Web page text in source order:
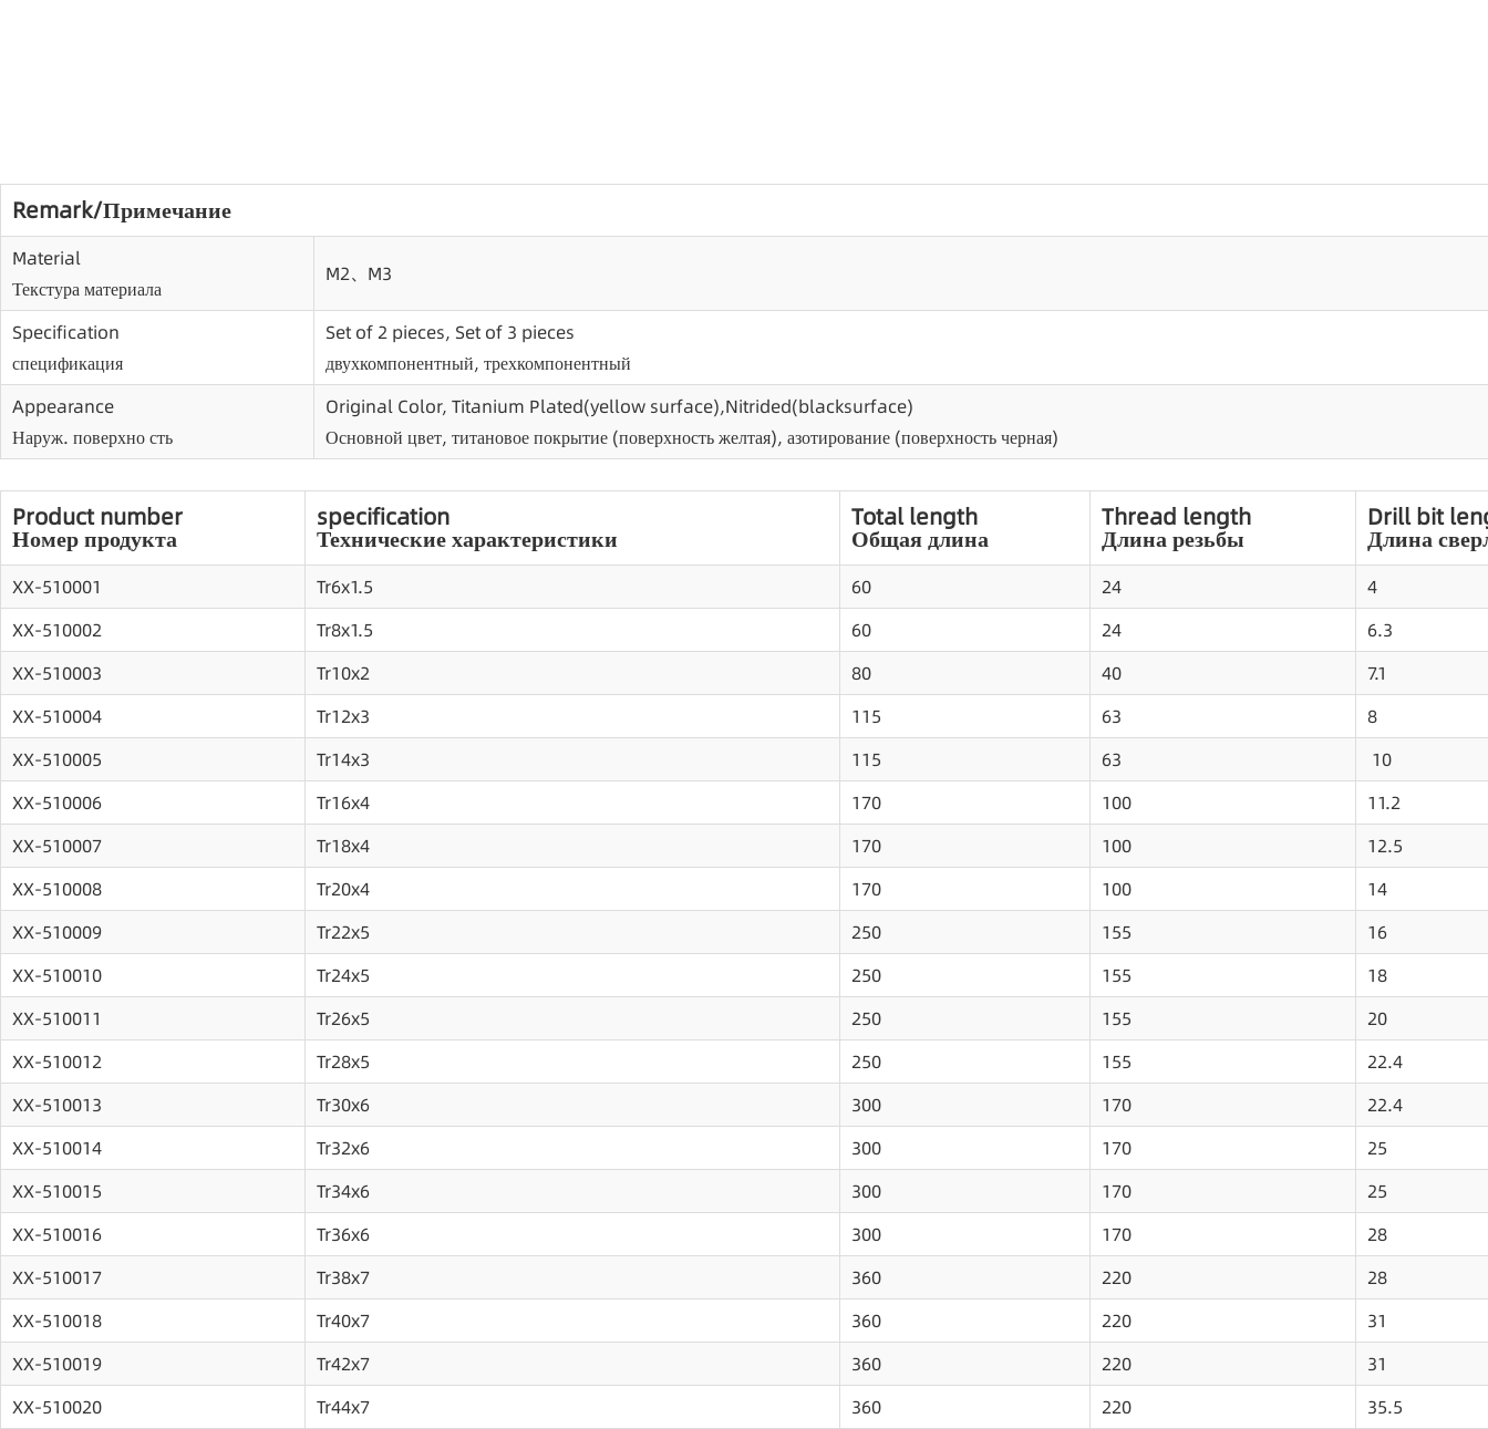
Remark/Примечание
Material
Текстура материала
M2、M3
Specification
спецификация
Set of 2 pieces, Set of 3 pieces
двухкомпонентный, трехкомпонентный
Appearance
Наруж. поверхно сть
Original Color, Titanium Plated(yellow surface),Nitrided(blacksurface)
Основной цвет, титановое покрытие (поверхность желтая), азотирование (поверхность черная)
Product number
Номер продукта
specification
Технические характеристики
Total length
Общая длина
Thread length
Длина резьбы
Drill bit
Длина
XX-510001 Tr6x1.5 60 24
4
XX-510002
Tr8x1.5 60 24
6.3
XX-510003
Tr10x2 80 40
7.1
XX-510004
Tr12x3 115 63
8
XX-510005
Tr14x3 115 63
10
XX-510006
Tr16x4 170 100
11.2
XX-510007
Tr18x4 170 100
12.5
XX-510008
Tr20x4 170 100
14
XX-510009
Tr22x5 250 155
16
XX-510010
Tr24x5 250 155
18
XX-510011
Tr26x5 250 155
20
XX-510012
Tr28x5 250 155
22.4
XX-510013
Tr30x6 300 170
22.4
XX-510014
Tr32x6 300 170
25
XX-510015
Tr34x6 300 170
25
XX-510016
Tr36x6 300 170
28
XX-510017
Tr38x7 360 220
28
XX-510018
Tr40x7 360 220
31
XX-510019
Tr42x7 360 220
31
XX-510020
Tr44x7 360 220 35.5